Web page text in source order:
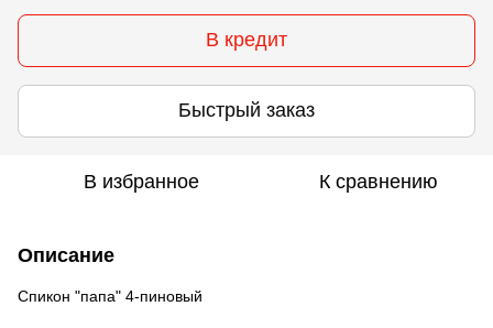
В кредит
Быстрый заказ
В избранное К сравнению
Описание
Спикон "папа" 4-пиновый